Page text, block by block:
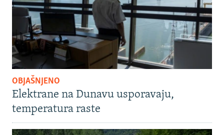
OBJAŠNJENO
Elektrane na Dunavu usporavaju,
temperatura raste